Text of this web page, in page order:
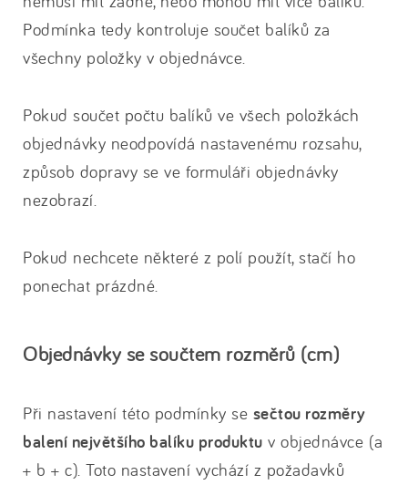
Podmínka tedy kontroluje součet balíků za
všechny položky v objednávce.
Pokud součet počtu balíků ve všech položkách
objednávky neodpovídá nastavenému rozsahu,
způsob dopravy se ve formuláři objednávky
nezobrazí.
Pokud nechcete některé z polí použít, stačí ho
ponechat prázdné.
Objednávky se součtem rozměrů (cm)
Při nastavení této podmínky se sečtou rozměry
balení největšího balíku produktu v objednávce (a
+ b + c). Toto nastavení vychází z požadavků